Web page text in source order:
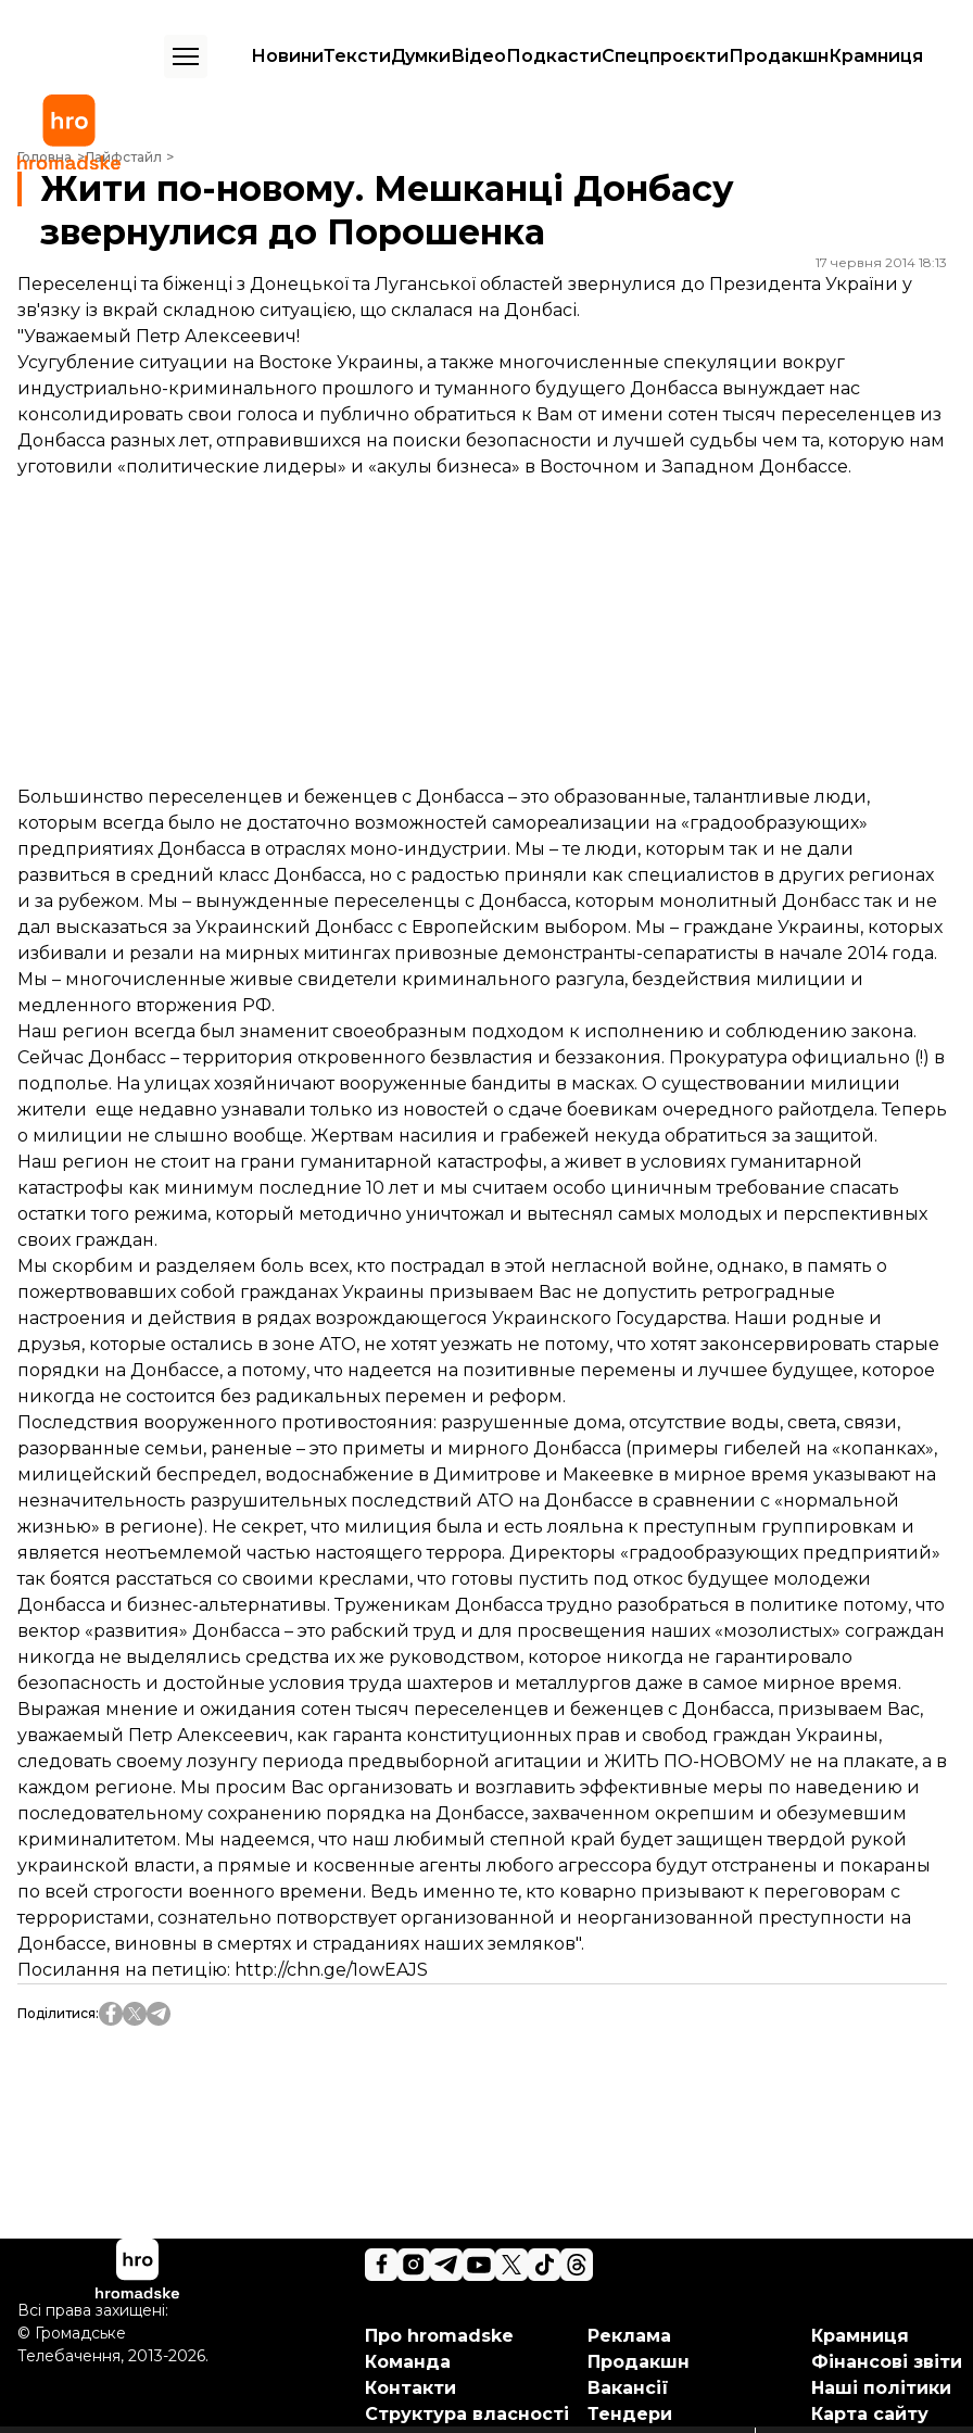
НовиниТекстиДумкиВідеоПодкастиСпецпроєктиПродакшнКрамниця
Головна Лайфстайл
Жити по-новому. Мешканці Донбасу звернулися до Порошенка
Жити по-новому. Мешканці Донбасу
звернулися до Порошенка
17 червня 2014 18:13
Переселенці та біженці з Донецької та Луганської областей звернулися до Президента України у
зв'язку із вкрай складною ситуацією, що склалася на Донбасі.
"Уважаемый Петр Алексеевич!
Усугубление ситуации на Востоке Украины, а также многочисленные спекуляции вокруг
индустриально-криминального прошлого и туманного будущего Донбасса вынуждает нас
консолидировать свои голоса и публично обратиться к Вам от имени сотен тысяч переселенцев из
Донбасса разных лет, отправившихся на поиски безопасности и лучшей судьбы чем та, которую нам
уготовили «политические лидеры» и «акулы бизнеса» в Восточном и Западном Донбассе.
Большинство переселенцев и беженцев с Донбасса – это образованные, талантливые люди,
которым всегда было не достаточно возможностей самореализации на «градообразующих»
предприятиях Донбасса в отраслях моно-индустрии. Мы – те люди, которым так и не дали
развиться в средний класс Донбасса, но с радостью приняли как специалистов в других регионах
и за рубежом. Мы – вынужденные переселенцы с Донбасса, которым монолитный Донбасс так и не
дал высказаться за Украинский Донбасс с Европейским выбором. Мы – граждане Украины, которых
избивали и резали на мирных митингах привозные демонстранты-сепаратисты в начале 2014 года.
Мы – многочисленные живые свидетели криминального разгула, бездействия милиции и
медленного вторжения РФ.
Наш регион всегда был знаменит своеобразным подходом к исполнению и соблюдению закона.
Сейчас Донбасс – территория откровенного безвластия и беззакония. Прокуратура официально (!) в
подполье. На улицах хозяйничают вооруженные бандиты в масках. О существовании милиции
жители еще недавно узнавали только из новостей о сдаче боевикам очередного райотдела. Теперь
о милиции не слышно вообще. Жертвам насилия и грабежей некуда обратиться за защитой.
Наш регион не стоит на грани гуманитарной катастрофы, а живет в условиях гуманитарной
катастрофы как минимум последние 10 лет и мы считаем особо циничным требование спасать
остатки того режима, который методично уничтожал и вытеснял самых молодых и перспективных
своих граждан.
Мы скорбим и разделяем боль всех, кто пострадал в этой негласной войне, однако, в память о
пожертвовавших собой гражданах Украины призываем Вас не допустить ретроградные
настроения и действия в рядах возрождающегося Украинского Государства. Наши родные и
друзья, которые остались в зоне АТО, не хотят уезжать не потому, что хотят законсервировать старые
порядки на Донбассе, а потому, что надеется на позитивные перемены и лучшее будущее, которое
никогда не состоится без радикальных перемен и реформ.
Последствия вооруженного противостояния: разрушенные дома, отсутствие воды, света, связи,
разорванные семьи, раненые – это приметы и мирного Донбасса (примеры гибелей на «копанках»,
милицейский беспредел, водоснабжение в Димитрове и Макеевке в мирное время указывают на
незначительность разрушительных последствий АТО на Донбассе в сравнении с «нормальной
жизнью» в регионе). Не секрет, что милиция была и есть лояльна к преступным группировкам и
является неотъемлемой частью настоящего террора. Директоры «градообразующих предприятий»
так боятся расстаться со своими креслами, что готовы пустить под откос будущее молодежи
Донбасса и бизнес-альтернативы. Труженикам Донбасса трудно разобраться в политике потому, что
вектор «развития» Донбасса – это рабский труд и для просвещения наших «мозолистых» сограждан
никогда не выделялись средства их же руководством, которое никогда не гарантировало
безопасность и достойные условия труда шахтеров и металлургов даже в самое мирное время.
Выражая мнение и ожидания сотен тысяч переселенцев и беженцев с Донбасса, призываем Вас,
уважаемый Петр Алексеевич, как гаранта конституционных прав и свобод граждан Украины,
следовать своему лозунгу периода предвыборной агитации и ЖИТЬ ПО-НОВОМУ не на плакате, а в
каждом регионе. Мы просим Вас организовать и возглавить эффективные меры по наведению и
последовательному сохранению порядка на Донбассе, захваченном окрепшим и обезумевшим
криминалитетом. Мы надеемся, что наш любимый степной край будет защищен твердой рукой
украинской власти, а прямые и косвенные агенты любого агрессора будут отстранены и покараны
по всей строгости военного времени. Ведь именно те, кто коварно призывают к переговорам с
террористами, сознательно потворствует организованной и неорганизованной преступности на
Донбассе, виновны в смертях и страданиях наших земляков".
Посилання на петицію: http://chn.ge/1owEAJS
Поділитися:
Про hromadske
Команда
Контакти
Структура власності
Реклама
Продакшн
Вакансії
Тендери
Крамниця
Фінансові звіти
Наші політики
Карта сайту
Всі права захищені:
© Громадське
Телебачення, 2013-2026.